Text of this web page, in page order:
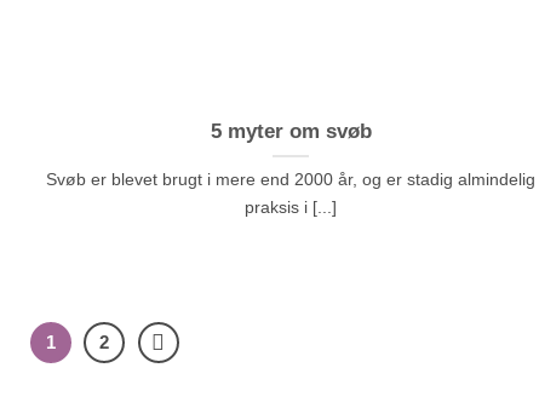
5 myter om svøb
Svøb er blevet brugt i mere end 2000 år, og er stadig almindelig
praksis i [...]
1 2